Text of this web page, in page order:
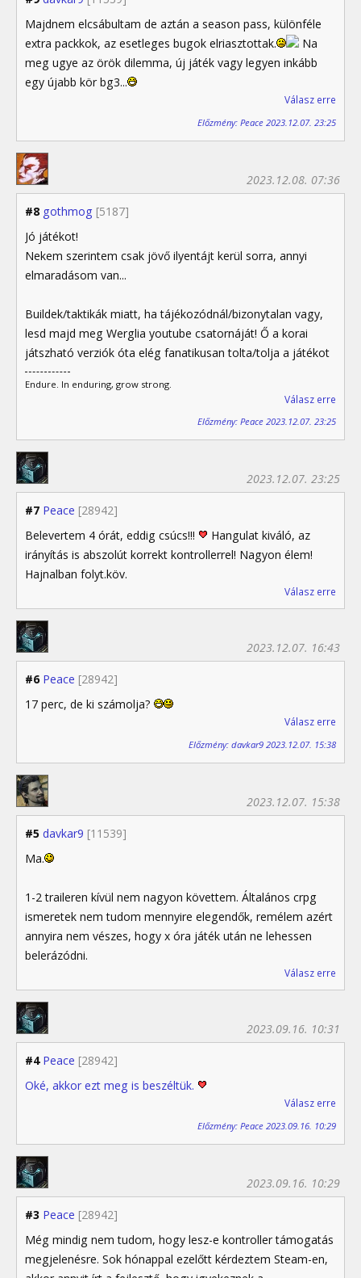
Majdnem elcsábultam de aztán a season pass, különféle
extra packkok, az esetleges bugok elriasztottak.
Na
meg ugye az örök dilemma, új játék vagy legyen inkább
egy újabb kör bg3...
Válasz erre
Előzmény: Peace 2023.12.07. 23:25
#8 gothmog [5187]
2023.12.08. 07:36
Jó játékot!
Nekem szerintem csak jövő ilyentájt kerül sorra, annyi
elmaradásom van...
Buildek/taktikák miatt, ha tájékozódnál/bizonytalan vagy,
lesd majd meg Werglia youtube csatornáját! Ő a korai
játszható verziók óta elég fanatikusan tolta/tolja a játékot
Endure. In enduring, grow strong.
Válasz erre
Előzmény: Peace 2023.12.07. 23:25
#7 Peace [28942]
2023.12.07. 23:25
Belevertem 4 órát, eddig csúcs!!!
Hangulat kiváló, az
irányítás is abszolút korrekt kontrollerrel! Nagyon élem!
Hajnalban folyt.köv.
Válasz erre
#6 Peace [28942]
2023.12.07. 16:43
17 perc, de ki számolja?
Válasz erre
Előzmény: davkar9 2023.12.07. 15:38
#5 davkar9 [11539]
2023.12.07. 15:38
Ma.
1-2 traileren kívül nem nagyon követtem. Általános crpg
ismeretek nem tudom mennyire elegendők, remélem azért
annyira nem vészes, hogy x óra játék után ne lehessen
belerázódni.
Válasz erre
#4 Peace [28942]
2023.09.16. 10:31
Oké, akkor ezt meg is beszéltük.
Válasz erre
Előzmény: Peace 2023.09.16. 10:29
#3 Peace [28942]
2023.09.16. 10:29
Még mindig nem tudom, hogy lesz-e kontroller támogatás
megjelenésre. Sok hónappal ezelőtt kérdeztem Steam-en,